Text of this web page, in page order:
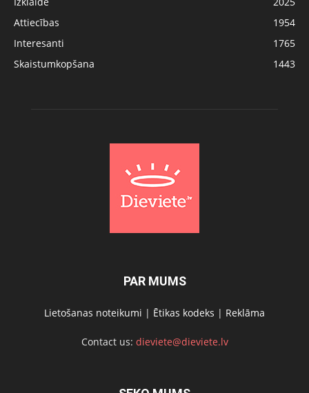
Attiecības
1954
Interesanti
1765
Skaistumkopšana
1443
PAR MUMS
Lietošanas noteikumi | Ētikas kodeks | Reklāma
Contact us: dieviete@dieviete.lv